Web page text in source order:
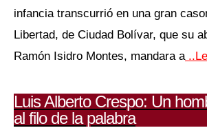
infancia transcurrió en una gran
Libertad, de Ciudad Bolívar, que su
Ramón Isidro Montes, mandara a
Luis Alberto Crespo: Un
al filo de la palabra